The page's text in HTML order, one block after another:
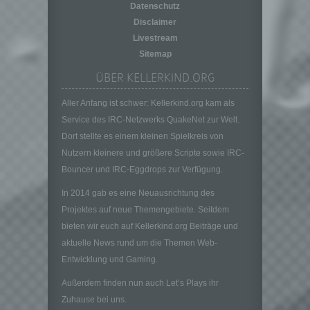
Datenschutz
Disclaimer
Livestream
Sitemap
ÜBER KELLERKIND.ORG
Aller Anfang ist schwer: Kellerkind.org kam als
Service des IRC-Netzwerks QuakeNet zur Welt.
Dort stellte es einem kleinen Spielkreis von
Nutzern kleinere und größere Scripte sowie IRC-
Bouncer und IRC-Eggdrops zur Verfügung.
In 2014 gab es eine Neuausrichtung des
Projektes auf neue Themengebiete. Seitdem
bieten wir euch auf Kellerkind.org Beiträge und
aktuelle News rund um die Themen Web-
Entwicklung und Gaming.
Außerdem finden nun auch Let’s Plays ihr
Zuhause bei uns.
Verantwortlicher ist die natürliche oder
juristische Person, Behörde, Einrichtung
oder andere Stelle, die allein oder
und Mittel der Verarbeitung von
personenbezogenen Daten entscheidet.
Sind die Zwecke und Mittel dieser
Verarbeitung durch das Unionsrecht oder
das Recht der Mitgliedstaaten vorgegeben,
beziehungsweise können die bestimmten
Kriterien seiner Benennung nach dem
Unionsrecht oder dem Recht der
h) Auftragsverarbeiter
Auftragsverarbeiter ist eine natürliche oder
juristische Person, Behörde, Einrichtung
Daten im Auftrag des Verantwortlichen
verarbeitet.
i) Empfänger